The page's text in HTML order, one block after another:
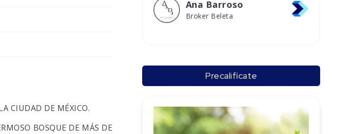
CIUDAD DE MÉXICO.
BOSQUE DE MÁS DE
Ana Barroso
Broker Beleta
Precalifícate